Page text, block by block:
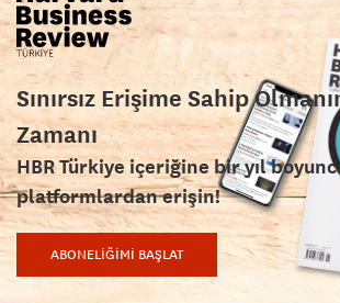
Sınırsız Erişime Sahip
Zamanı
HBR Türkiye içeriğine bir yıl
platformlardan erişin!
ABONELİĞİMİ BAŞLAT